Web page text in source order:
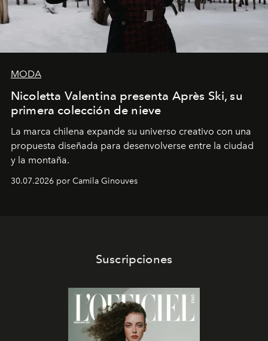
MODA
Nicoletta Valentina presenta Après Ski, su
primera colección de nieve
La marca chilena expande su universo creativo con una
propuesta diseñada para desenvolverse entre la ciudad
y la montaña.
30.07.2026 por Camila Ginouves
Suscripciones